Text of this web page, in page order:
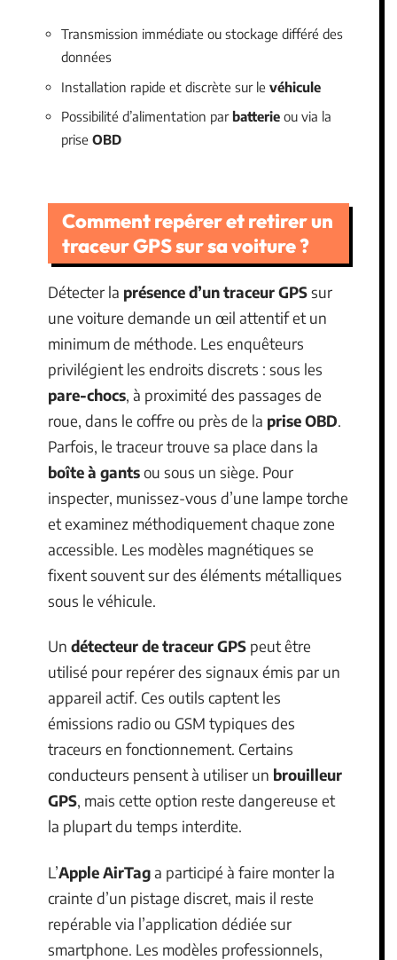
Transmission immédiate ou stockage différé des
données
Installation rapide et discrète sur le véhicule
Possibilité d’alimentation par batterie ou via la
prise OBD
Comment repérer et retirer un
traceur GPS sur sa voiture ?
Détecter la présence d’un traceur GPSsur
une voiture demande un œil attentif et un
minimum de méthode. Les enquêteurs
privilégient les endroits discrets : sous les
pare-chocs, à proximité des passages de
roue, dans le coffre ou près de la prise OBD.
Parfois, le traceur trouve sa place dans la
boîte à gantsou sous un siège. Pour
inspecter, munissez-vous d’une lampe torche
et examinez méthodiquement chaque zone
accessible. Les modèles magnétiques se
fixent souvent sur des éléments métalliques
sous le véhicule.
Un détecteur de traceur GPS peut être
utilisé pour repérer des signaux émis par un
appareil actif. Ces outils captent les
émissions radio ou GSM typiques des
traceurs en fonctionnement. Certains
conducteurs pensent à utiliser un brouilleur
GPS, mais cette option reste dangereuse et
la plupart du temps interdite.
L’Apple AirTaga participé à faire monter la
crainte d’un pistage discret, mais il reste
repérable via l’application dédiée sur
smartphone. Les modèles professionnels,